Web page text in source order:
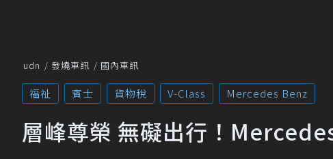
udn 發燒車訊 國內車訊
福祉 賓士 貨物稅 V-Class Mercedes Benz
層峰尊榮 無礙出行！